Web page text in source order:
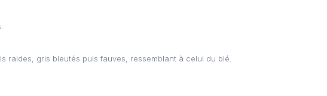
raides, gris bleutés puis fauves, ressemblant à celui du blé.